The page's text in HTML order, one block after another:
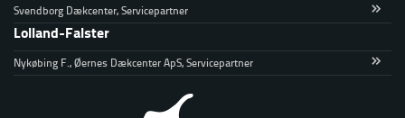
Svendborg Dækcenter, Servicepartner
Lolland-Falster
Nykøbing F., Øernes Dækcenter ApS, Servicepartner